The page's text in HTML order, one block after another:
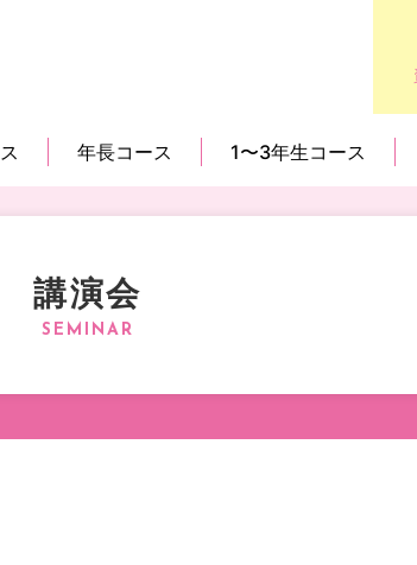
年長コース 1〜3年生コース
講演会